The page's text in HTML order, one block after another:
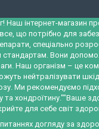
Наш інтернет-магазин
що потрібно для
спеціально
Вони
Наш організм – це
нейтралізувати
Ми рекомендуємо
та хондроїтину.""Ваше
для себе світ
догляду за